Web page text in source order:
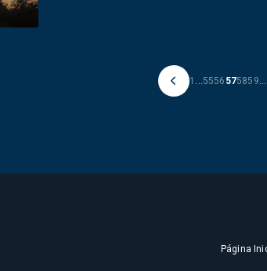
1 5556 575859
Página